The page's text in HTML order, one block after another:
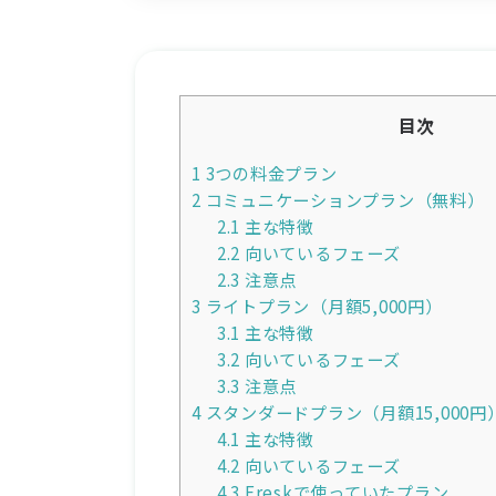
目次
1 3つの料金プラン
2 コミュニケーションプラン（無料）
2.1 主な特徴
2.2 向いているフェーズ
2.3 注意点
3 ライトプラン（月額5,000円）
3.1 主な特徴
3.2 向いているフェーズ
3.3 注意点
4スタンダードプラン（月額15,000円
4.1 主な特徴
4.2 向いているフェーズ